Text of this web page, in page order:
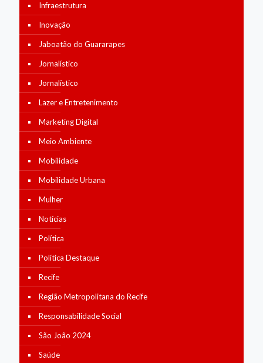
Infraestrutura
Inovação
Jaboatão do Guararapes
Jornalístico
Jornalístico
Lazer e Entretenimento
Marketing Digital
Meio Ambiente
Mobilidade
Mobilidade Urbana
Mulher
Notícias
Política
Política Destaque
Recife
Região Metropolitana do Recife
Responsabilidade Social
São João 2024
Saúde